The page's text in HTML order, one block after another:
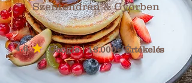
Szentendrén & Győrben
4.6 Google | 18.000+ Értékelés